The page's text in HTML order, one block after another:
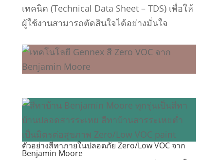
เทคนิค (Technical Data Sheet – TDS) เพื่อให้
ผู้ใช้งานสามารถตัดสินใจได้อย่างมั่นใจ
ตัวอย่างสีทาภายในปลอดภัย Zero/Low VOC จาก
Benjamin Moore